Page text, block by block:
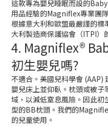
這款專為嬰兒睡眠而設的
用品經驗的Magniflex專業團
根據意大利和歐盟最嚴謹的
大利製造商保護協會（ITPI）
4. Magniflex®
初生嬰兒嗎?
不適合。美國兒科學會 (AAP)
嬰兒床上並仰臥。枕頭或被
域，以減低窒息風險。因此
型的BB枕頭。我們的
的兒童使用。